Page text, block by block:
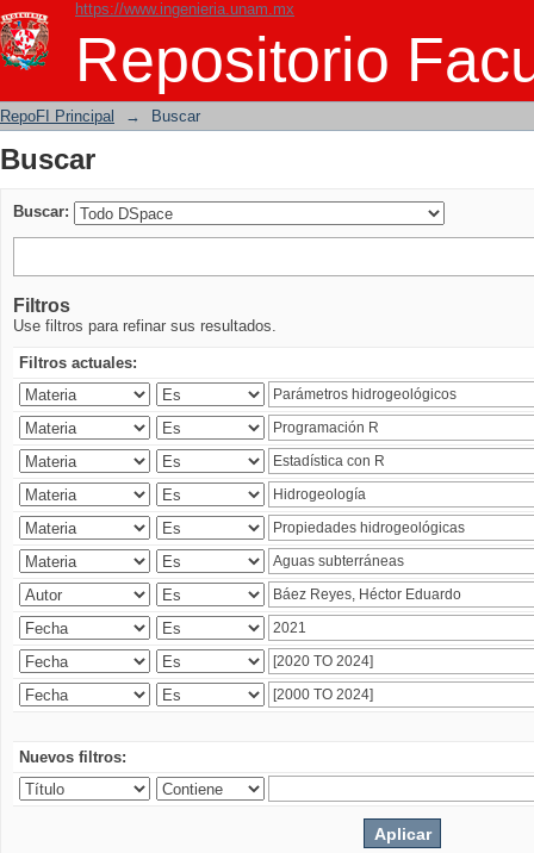
https://www.ingenieria.unam.mx
Repositorio
Buscar
RepoFI Principal → Buscar
Buscar
Buscar:
Filtros
Use filtros para refinar sus resultados.
Filtros actuales:
Nuevos filtros: